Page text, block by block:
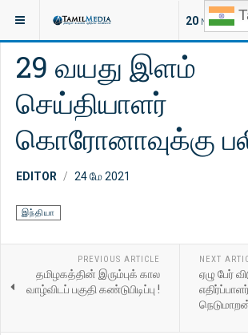
20 NEW
இருக்குமிடம்: செய்திகள்
29 வயது இளம்
செய்தியாளர்
கொரோனாவுக்கு
EDITOR 24 மே 2021
இந்தியா
PREVIOUS ARTICLE
தமிழகத்தின் இரும்புக் கால
வாழ்விடப் பகுதி கண்டுபிடிப்பு !
NEXT
ஏழு பேர்